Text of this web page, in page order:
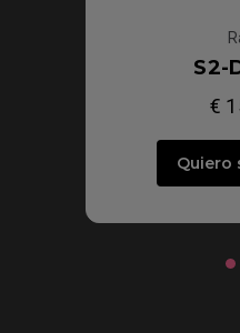
S2-
€
Quiero